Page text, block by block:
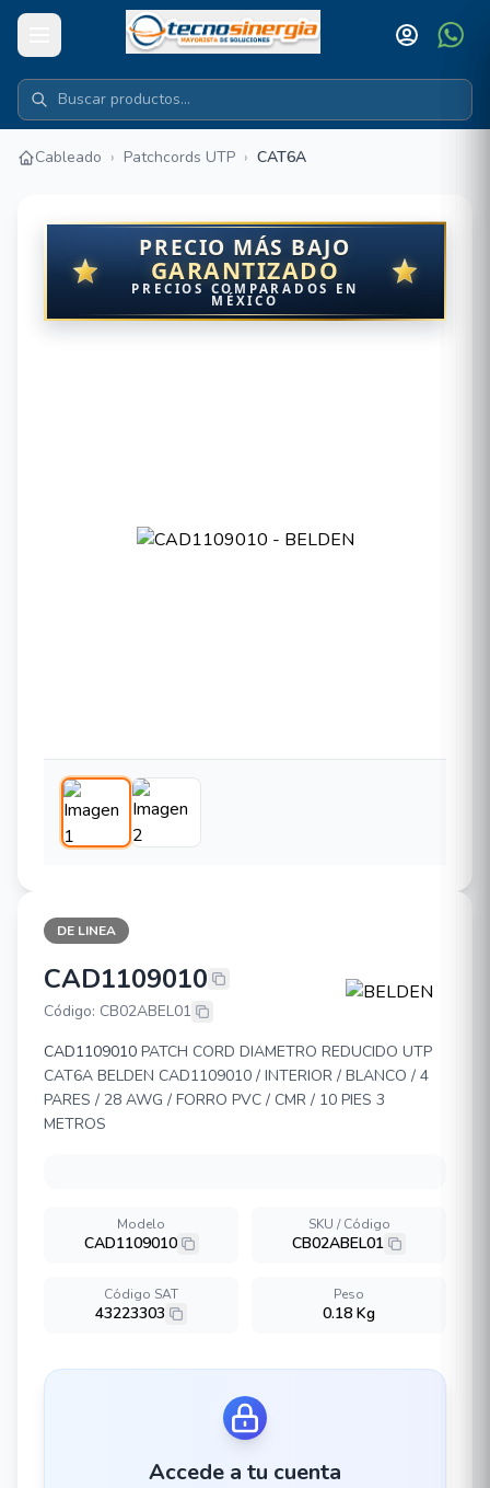
Cableado › Patchcords UTP › CAT6A
PRECIO MÁS BAJO
GARANTIZADO
PRECIOS COMPARADOS EN
MÉXICO
DE LINEA
BELDEN CAD1109010
CAD1109010
Código: CB02ABEL01
CAD1109010 PATCH CORD DIAMETRO REDUCIDO UTP
CAT6A BELDEN CAD1109010 / INTERIOR / BLANCO / 4
PARES / 28 AWG / FORRO PVC / CMR / 10 PIES 3
METROS
Modelo
CAD1109010
SKU / Código
CB02ABEL01
Código SAT
43223303
Peso
0.18 Kg
Accede a tu cuenta